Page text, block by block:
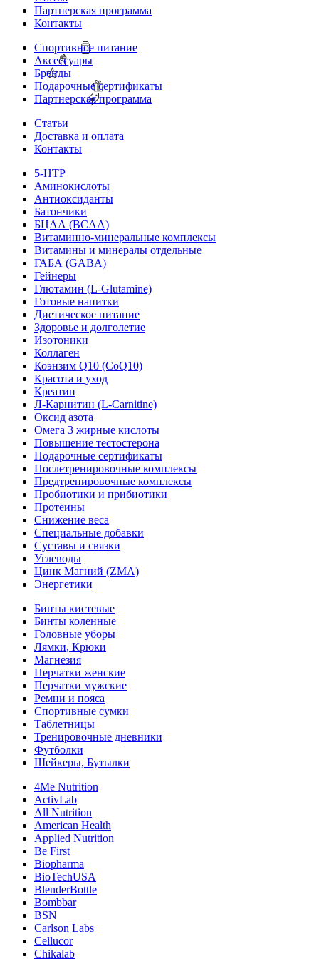
Партнерская программа
Контакты
Спортивное питание
Аксессуары
Бренды
Подарочные сертификаты
Партнерская программа
Статьи
Доставка и оплата
Контакты
5-HTP
Аминокислоты
Антиоксиданты
Батончики
БЦАА (BCAA)
Витаминно-минеральные комплексы
Витамины и минералы отдельные
ГАБА (GABA)
Гейнеры
Глютамин (L-Glutamine)
Готовые напитки
Диетическое питание
Здоровье и долголетие
Изотоники
Коллаген
Коэнзим Q10 (CoQ10)
Красота и уход
Креатин
Л-Карнитин (L-Сarnitine)
Оксид азота
Омега 3 жирные кислоты
Повышение тестостерона
Подарочные сертификаты
Послетренировочные комплексы
Предтренировочные комплексы
Пробиотики и прибиотики
Протеины
Снижение веса
Специальные добавки
Суставы и связки
Углеводы
Цинк Магний (ZMA)
Энергетики
Бинты кистевые
Бинты коленные
Головные уборы
Лямки, Крюки
Магнезия
Перчатки женские
Перчатки мужские
Ремни и пояса
Спортивные сумки
Таблетницы
Тренировочные дневники
Футболки
Шейкеры, Бутылки
4Me Nutrition
ActivLab
All Nutrition
American Health
Applied Nutrition
Be First
Biopharma
BioTechUSA
BlenderBottle
Bombbar
BSN
Carlson Labs
Cellucor
Chikalab